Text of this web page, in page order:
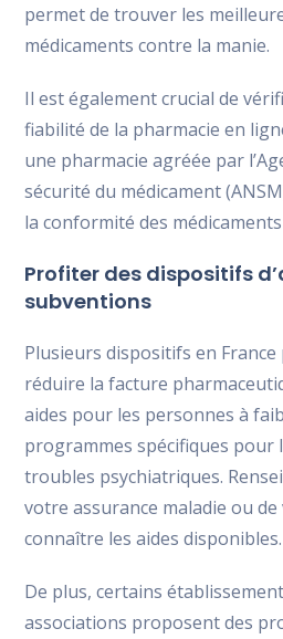
permet de trouver les
médicaments contre la manie.
Il est également crucial de
fiabilité de la pharmacie en
une pharmacie agréée par
sécurité du médicament
la conformité des
Profiter des dispositifs
subventions
Plusieurs dispositifs en
réduire la facture
aides pour les personnes à
programmes spécifiques pour
troubles psychiatriques.
votre assurance maladie ou
connaître les aides disponibles.
De plus, certains
associations proposent des